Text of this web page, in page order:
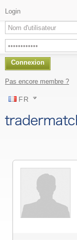
Login
Connexion
Pas encore membre ?
FR